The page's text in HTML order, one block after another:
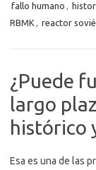
fallo humano ,
RBMK , reactor
¿Puede
largo
histórico
Esa es una de las